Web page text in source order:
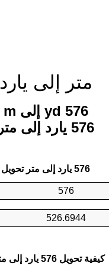
متر إلى يارد
576 yd إلى m
576 يارد إلى متر
576 يارد إلى متر تحويل
كيفية تحويل 576 يارد إلى متر?